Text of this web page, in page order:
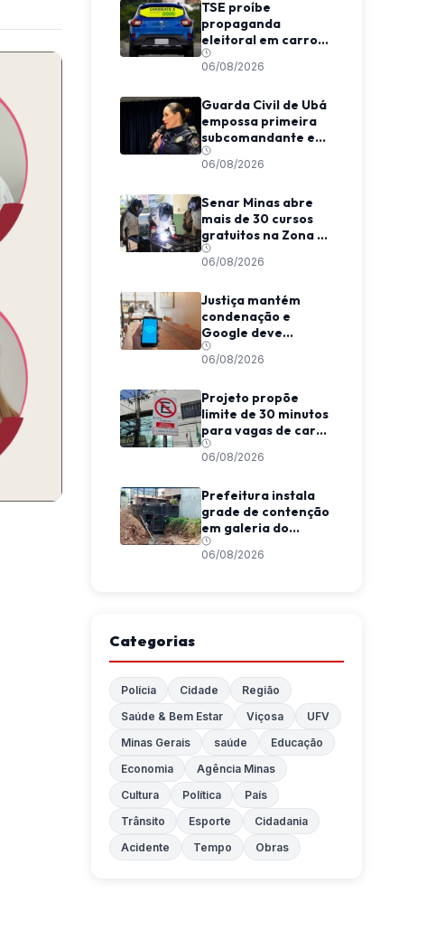
TSE proíbe
propaganda
eleitoral em carros
de aplicativo
durante transporte
06/08/2026
Guarda Civil de Ubá
empossa primeira
subcomandante e
cria estrutura
voltada à proteção
06/08/2026
Senar Minas abre
mais de 30 cursos
gratuitos na Zona da
Mata e Caparaó
06/08/2026
Justiça mantém
condenação e
Google deve
indenizar usuário
por invasão de e-
06/08/2026
Projeto propõe
limite de 30 minutos
para vagas de carga
e descarga em
Viçosa
06/08/2026
Prefeitura instala
grade de contenção
em galeria do
Córrego da
Conceição
06/08/2026
Categorias
Polícia Cidade
Região
Saúde & Bem Estar
Viçosa
UFV
Minas Gerais
saúde
Educação
Economia
Agência Minas
Cultura
Política
País
Trânsito
Esporte
Cidadania
Acidente
Tempo Obras